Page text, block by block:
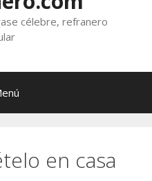
célebre, refranero
en casa